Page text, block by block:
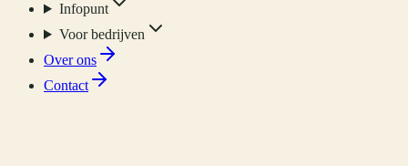
Infopunt
Voor bedrijven
Over ons
Contact